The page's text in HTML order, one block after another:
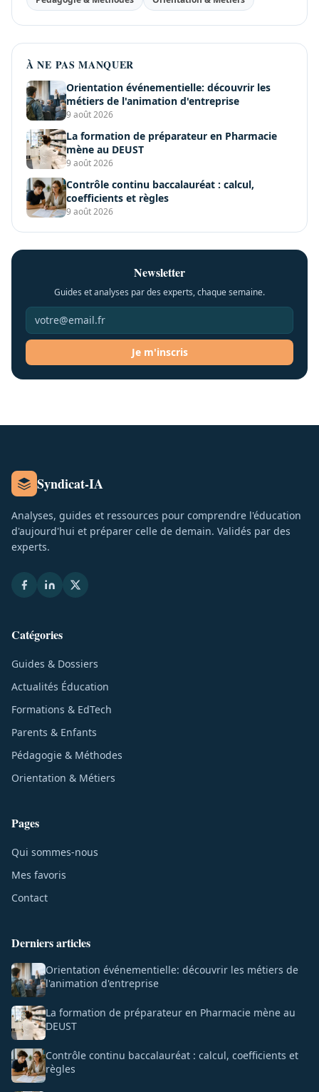
À NE PAS MANQUER
Orientation événementielle: découvrir les
métiers de l'animation d'entreprise
9 août 2026
La formation de préparateur en Pharmacie
mène au DEUST
9 août 2026
Contrôle continu baccalauréat : calcul,
coefficients et règles
9 août 2026
Newsletter
Guides et analyses par des experts, chaque semaine.
Je m'inscris
Syndicat-IA
Analyses, guides et ressources pour comprendre l'éducation
d'aujourd'hui et préparer celle de demain. Validés par des
experts.
Catégories
Guides & Dossiers
Actualités Éducation
Formations & EdTech
Parents & Enfants
Pédagogie & Méthodes
Orientation & Métiers
Pages
Qui sommes-nous
Mes favoris
Contact
Derniers articles
Orientation événementielle: découvrir les métiers de
l'animation d'entreprise
La formation de préparateur en Pharmacie mène au
DEUST
Contrôle continu baccalauréat : calcul, coefficients et
règles